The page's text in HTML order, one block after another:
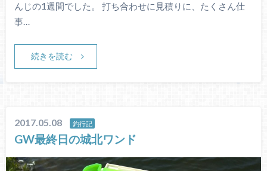
んじの1週間でした。 打ち合わせに見積りに、たくさん仕
事…
続きを読む
2017.05.08 釣行記
GW最終日の城北ワンド